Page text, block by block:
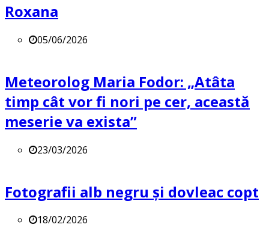
Roxana
05/06/2026
Meteorolog Maria Fodor: „Atâta
timp cât vor fi nori pe cer, această
meserie va exista”
23/03/2026
Fotografii alb negru și dovleac copt
18/02/2026